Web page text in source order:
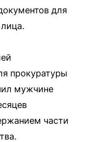
для
прокуратуры
мужчине
части